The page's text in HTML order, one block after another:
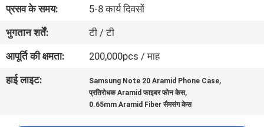
गुणवत्ता
नियंत्रण
संपर्क
प्रसव के समय:
5-8 कार्य दिवसों
भुगतान शर्तें:
टी / टी
आपूर्ति की क्षमता:
200,000pcs / माह
हाई लाइट:
Samsung Note 20 Aramid Phone Case,
प्रतिरोधक Aramid फाइबर फोन केस,
0.65mm Aramid Fiber सैमसंग केस